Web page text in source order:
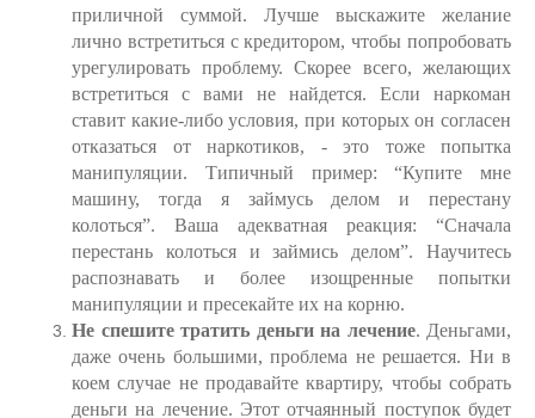
приличной суммой. Лучше выскажите желание
лично встретиться с кредитором, чтобы попробовать
урегулировать проблему. Скорее всего, желающих
встретиться с вами не найдется. Если наркоман
ставит какие-либо условия, при которых он согласен
отказаться от наркотиков, - это тоже попытка
манипуляции. Типичный пример: “Купите мне
машину, тогда я займусь делом и перестану
колоться”. Ваша адекватная реакция: “Сначала
перестань колоться и займись делом”. Научитесь
распознавать и более изощренные попытки
манипуляции и пресекайте их на корню.
Не спешите тратить деньги на лечение. Деньгами,
даже очень большими, проблема не решается. Ни в
коем случае не продавайте квартиру, чтобы собрать
деньги на лечение. Этот отчаянный поступок будет